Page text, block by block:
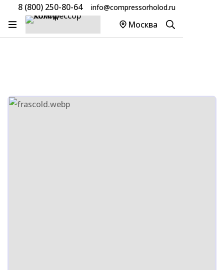
8 (800) 250-80-64 info@compressorholod.ru
Москва
Главная Товары
Компрессоры Frascold
Компрессор Frascold Z50-154AXY